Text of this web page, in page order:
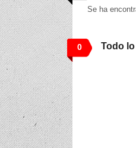
Se ha
0 Todo